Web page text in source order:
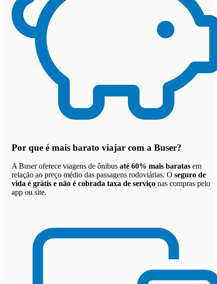
Por que é mais barato viajar com a Buser?
A Buser oferece viagens de ônibus até 60% mais baratas em
relação ao preço médio das passagens rodoviárias. O seguro de
vida é grátis e não é cobrada taxa de serviço nas compras pelo
app ou site.